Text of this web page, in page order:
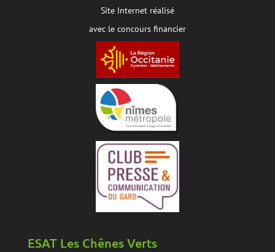
Site Internet réalisé
avec le concours financier
ESAT Les Chênes Verts